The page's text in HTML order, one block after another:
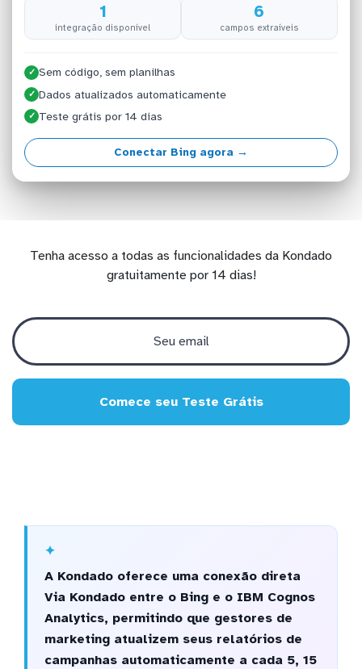
1
integração disponível
6
campos extraíveis
✓ Sem código, sem planilhas
✓ Dados atualizados automaticamente
✓ Teste grátis por 14 dias
Conectar Bing agora →
Tenha acesso a todas as funcionalidades da Kondado
gratuitamente por 14 dias!
Comece seu Teste Grátis
A Kondado oferece uma conexão direta
Via Kondado entre o Bing e o IBM Cognos
Analytics, permitindo que gestores de
marketing atualizem seus relatórios de
campanhas automaticamente a cada 5, 15